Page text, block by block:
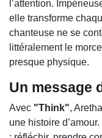
l’attention.
elle transforme
chanteuse ne se
littéralement le
presque physique.
Un message
Avec "Think",
une histoire